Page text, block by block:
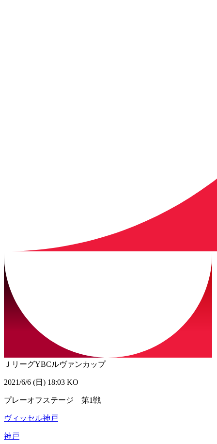
ＪリーグYBCルヴァンカップ
2021/6/6 (日) 18:03 KO
プレーオフステージ 第1戦
ヴィッセル神戸
神戸